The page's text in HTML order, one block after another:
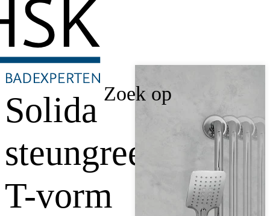
Zoek op
Solida
steungreep,
T-vorm